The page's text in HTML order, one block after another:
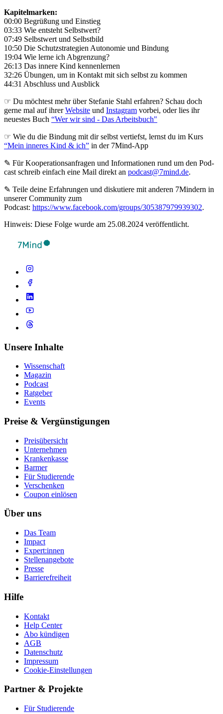
Kapitelmarken:
00:00 Begrüßung und Einstieg
03:33 Wie entsteht Selbstwert?
07:49 Selbstwert und Selbstbild
10:50 Die Schutzstrategien Autonomie und Bindung
19:04 Wie lerne ich Abgrenzung?
26:13 Das innere Kind kennenlernen
32:26 Übungen, um in Kontakt mit sich selbst zu kommen
44:31 Abschluss und Ausblick
☞ Du möchtest mehr über Stefanie Stahl erfahren? Schau doch
gerne mal auf ihrerWebsite und Instagram vorbei, oder lies ihr
neuestes Buch “Wer wir sind - Das Arbeitsbuch"
☞ Wie du die Bindung mit dir selbst vertiefst, lernst du im Kurs
“Mein inneres Kind & ich” in der 7Mind-App
✎ Für Koope­ra­ti­ons­an­fra­gen und Infor­ma­tio­nen rund um den Pod­
cast schreib ein­fach eine Mail direkt an podcast@7mind.de.
✎ Teile deine Erfahrungen und diskutiere mit anderen 7Mindern in
unserer Community zum
Podcast: https://www.facebook.com/groups/305387979939302.
Hinweis: Diese Folge wurde am 25.08.2024 veröffentlicht.
Unsere Inhalte
Wissenschaft
Magazin
Podcast
Ratgeber
Events
Preise & Vergünstigungen
Preisübersicht
Unternehmen
Krankenkasse
Barmer
Für Studierende
Ver­schen­ken
Coupon einlösen
Über uns
Das Team
Impact
Expert:innen
Stellenangebote
Presse
Barrierefreiheit
Hilfe
Kontakt
Help Center
Abo kündigen
AGB
Datenschutz
Impressum
Cookie-Einstellungen
Partner & Projekte
Für Stu­die­rende